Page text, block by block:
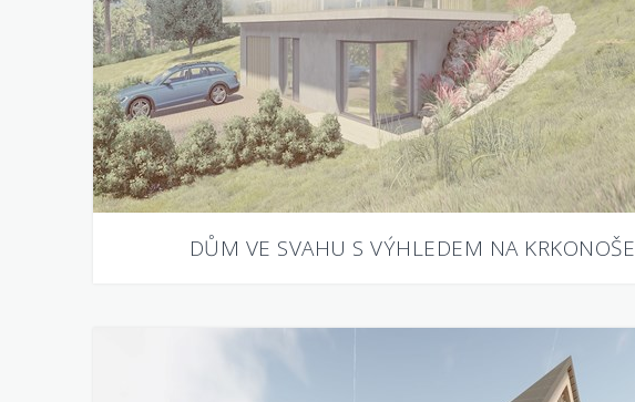
DŮM VE SVAHU S VÝHLEDEM NA KRKONOŠE